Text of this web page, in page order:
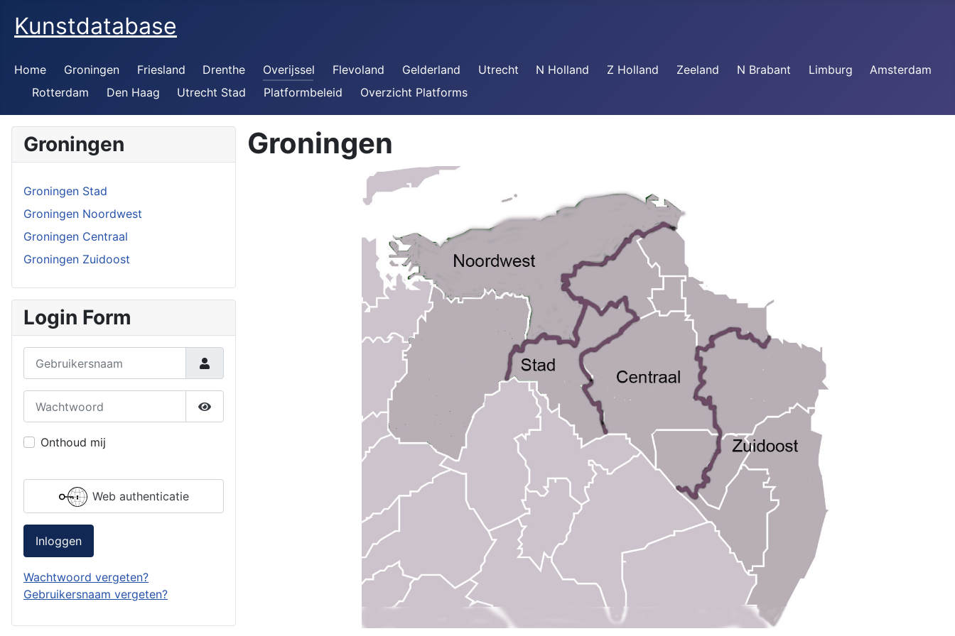
Kunstdatabase
Home Groningen Friesland Drenthe Overijssel Flevoland Gelderland Utrecht N Holland Z Holland Zeeland N Brabant Limburg
Amsterdam
Rotterdam
Den Haag Utrecht Stad Platformbeleid Overzicht Platforms
Groningen
Groningen Stad
Groningen Noordwest
Groningen Centraal
Groningen Zuidoost
Login Form
Toon wachtwoord
Onthoud mij
Web authenticatie
Inloggen
Wachtwoord vergeten?
Gebruikersnaam vergeten?
Groningen